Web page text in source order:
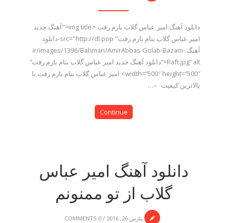
دانلود آهنگ امیر عباس گلاب بازم رفت <img title="آهنگ جدید
امیر عباس گلاب بنام بازم رفت" src="http://dl.pop-دانلود
آهنگ.ir/images/1396/Bahman/AmirAbbas-Golab-Bazam-
Raft.jpg” alt=”دانلود آهنگ جدید امیر عباس گلاب بنام بازم رفت”
width=”500″ height=”500″> امیر عباس گلاب بنام بازم رفت با
بالاترین کیفیت –…
Continue
دانلود آهنگ امیر عباس
گلاب از تو ممنونم
مارس 26, 2016 /
0 COMMENTS